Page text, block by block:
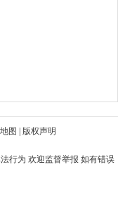
图 版权声明
行为 欢迎监督举报 如有错误